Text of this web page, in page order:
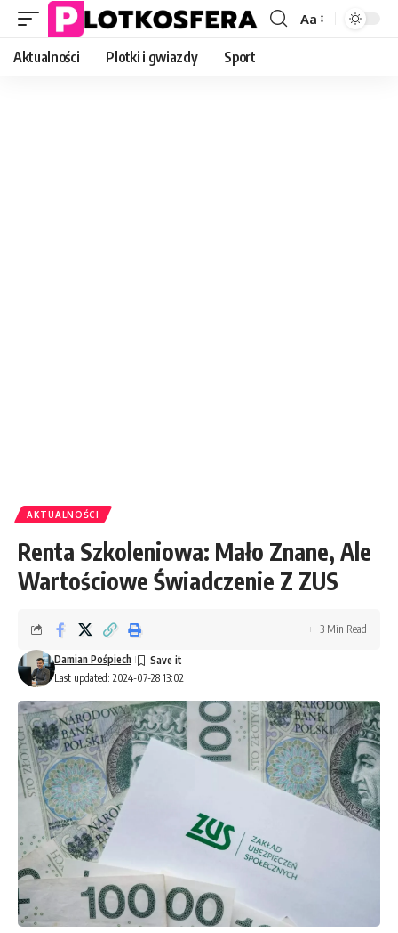
Font
Aa
Aktualności Plotki i gwiazdy Sport
AKTUALNOŚCI
Renta Szkoleniowa: Mało Znane, Ale
Wartościowe Świadczenie Z ZUS
Last updated: 2024-07-28 13:02
Damian Pośpiech
3 Min Read